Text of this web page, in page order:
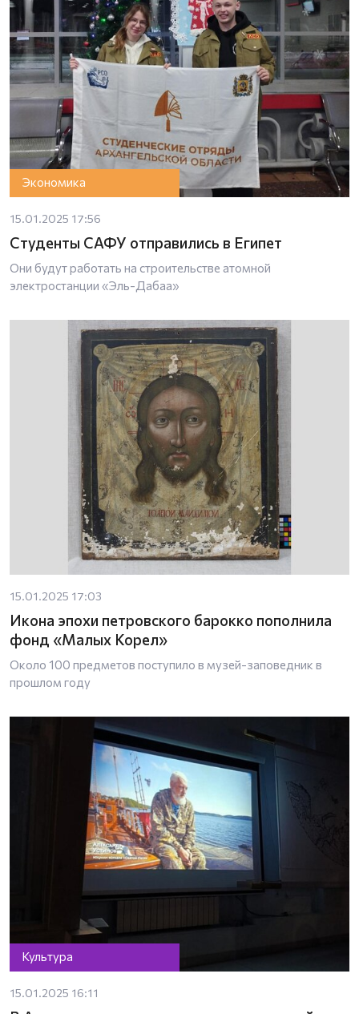
Экономика
15.01.2025 17:56
Студенты САФУ отправились в Египет
Они будут работать на строительстве атомной
электростанции «Эль-Дабаа»
15.01.2025 17:03
Икона эпохи петровского барокко пополнила
фонд «Малых Корел»
Около 100 предметов поступило в музей-заповедник в
прошлом году
Культура
15.01.2025 16:11